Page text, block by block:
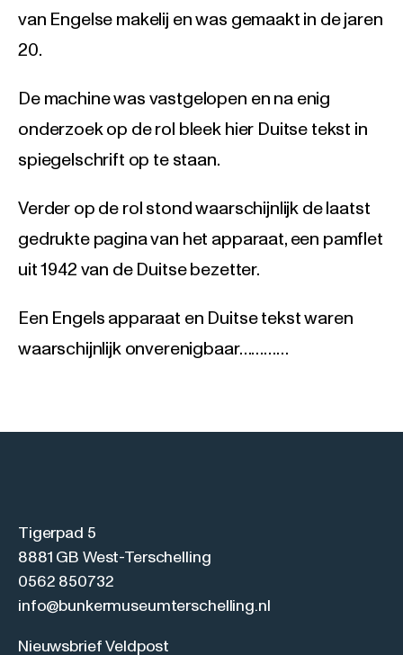
van Engelse makelij en was gemaakt in de jaren
20.
De machine was vastgelopen en na enig
onderzoek op de rol bleek hier Duitse tekst in
spiegelschrift op te staan.
Verder op de rol stond waarschijnlijk de laatst
gedrukte pagina van het apparaat, een pamflet
uit 1942 van de Duitse bezetter.
Een Engels apparaat en Duitse tekst waren
waarschijnlijk onverenigbaar…………
Tigerpad 5
8881 GB West-Terschelling
0562 850732
info@bunkermuseumterschelling.nl
Nieuwsbrief Veldpost